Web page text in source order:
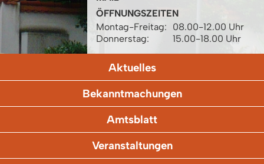
ÖFFNUNGSZEITEN
Montag-Freitag:
08.00-12.00 Uhr
Donnerstag:
15.00-18.00 Uhr
Aktuelles
Bekanntmachungen
Amtsblatt
Veranstaltungen